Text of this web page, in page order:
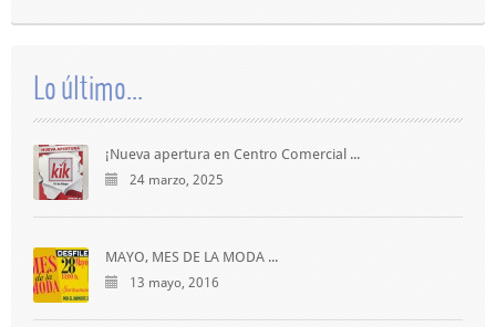
Lo último...
¡Nueva apertura en Centro Comercial ...
24 marzo, 2025
MAYO, MES DE LA MODA ...
13 mayo, 2016